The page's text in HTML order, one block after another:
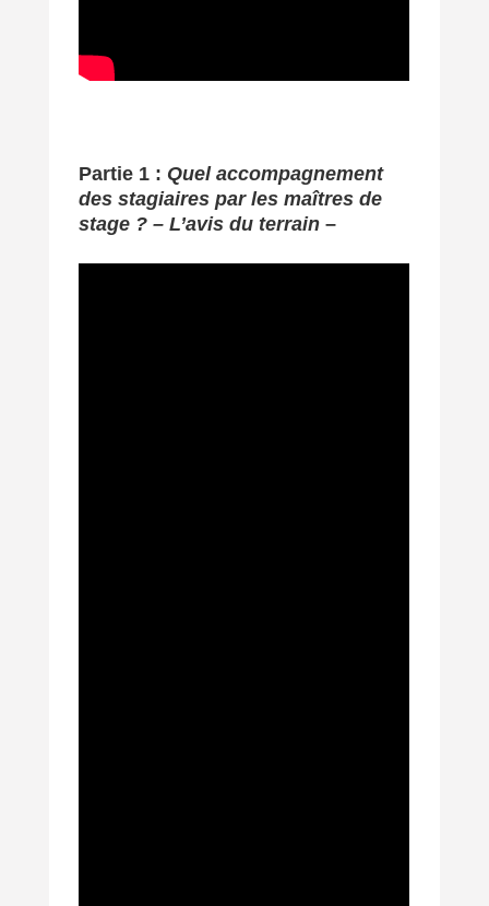
Partie 1 : Quel accompagnement
des stagiaires par les maîtres de
stage ? – L’avis du terrain –